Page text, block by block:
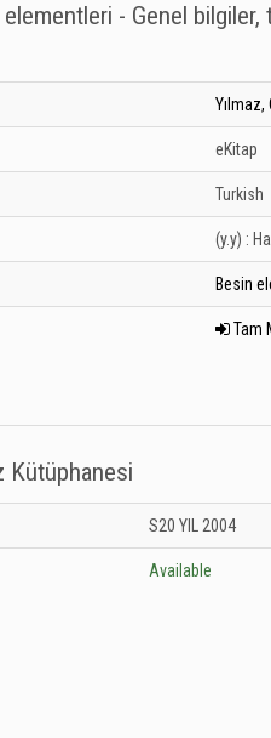
- Genel bilgiler,
Yılmaz,
eKitap
Turkish
(y.y) :
Besin
Tam
Kütüphanesi
Kütüphanesi: UnknownS20 YIL 2004
Available